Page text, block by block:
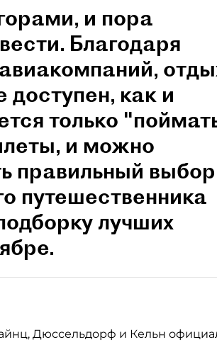
и пора
Благодаря
как и
только
и можно
правильный выбор
путешественника
лучших
Дюссельдорф и Кельн